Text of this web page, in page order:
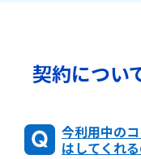
契約につい
今利用中の
はしてくれる